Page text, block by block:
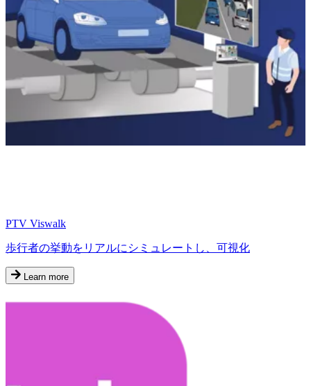
PTV Viswalk
歩行者の挙動をリアルにシミュレートし、可視化
Learn more